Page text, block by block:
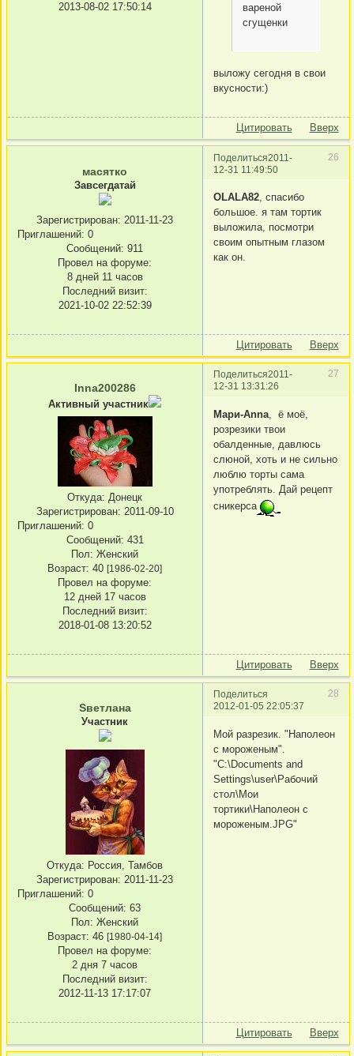
2013-08-02 17:50:14
вареной
сгущенки
выложу сегодня в свои
вкусности:)
Цитировать Вверх
Поделиться 26
2011-
12-31 11:49:50
масятко
Завсегдатай
Зарегистрирован: 2011-11-23
Приглашений: 0
Сообщений: 911
Провел на форуме:
8 дней 11 часов
Последний визит:
2021-10-02 22:52:39
OLALA82, спасибо
большое. я там тортик
выложила, посмотри
своим опытным глазом
как он.
Цитировать Вверх
Поделиться 27
2011-
12-31 13:31:26
Inna200286
Активный участник
Откуда: Донецк
Зарегистрирован: 2011-09-10
Приглашений: 0
Сообщений: 431
Пол: Женский
Возраст: 40 [1986-02-20]
Провел на форуме:
12 дней 17 часов
Последний визит:
2018-01-08 13:20:52
Мари-Anna , ё моё,
розрезики твои
обалденные, давлюсь
слюной, хоть и не сильно
люблю торты сама
употреблять. Дай рецепт
сникерса
Цитировать Вверх
Поделиться
28
2012-01-05 22:05:37
Sветлана
Участник
Откуда: Россия, Тамбов
Зарегистрирован: 2011-11-23
Приглашений: 0
Сообщений: 63
Пол: Женский
Возраст: 46 [1980-04-14]
Провел на форуме:
2 дня 7 часов
Последний визит:
2012-11-13 17:17:07
Мой разрезик. "Наполеон
с мороженым".
"C:\Documents and
Settings\user\Рабочий
стол\Мои
тортики\Наполеон с
мороженым.JPG"
Цитировать Вверх